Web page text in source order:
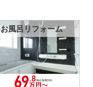
お風呂リフォーム